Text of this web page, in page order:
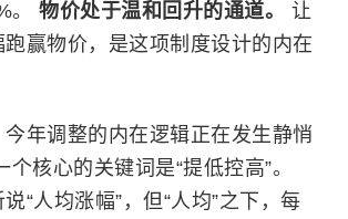
。 物价处于温和回升的通道。 让
赢物价，是这项制度设计的内在
年调整的内在逻辑正在发生静悄
核心的关键词是“提低控高”。
“人均涨幅”，但“人均”之下，每